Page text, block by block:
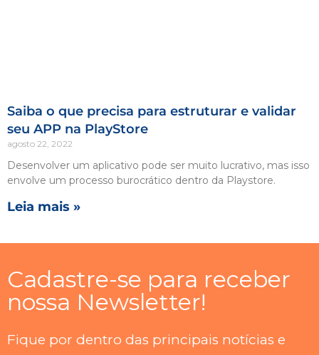
Saiba o que precisa para estruturar e validar
seu APP na PlayStore
agosto 22, 2022
Desenvolver um aplicativo pode ser muito lucrativo, mas isso
envolve um processo burocrático dentro da Playstore.
Leia mais »
Cadastre-se para receber
nossa Newsletter!
Fique por dentro das principais notícias e